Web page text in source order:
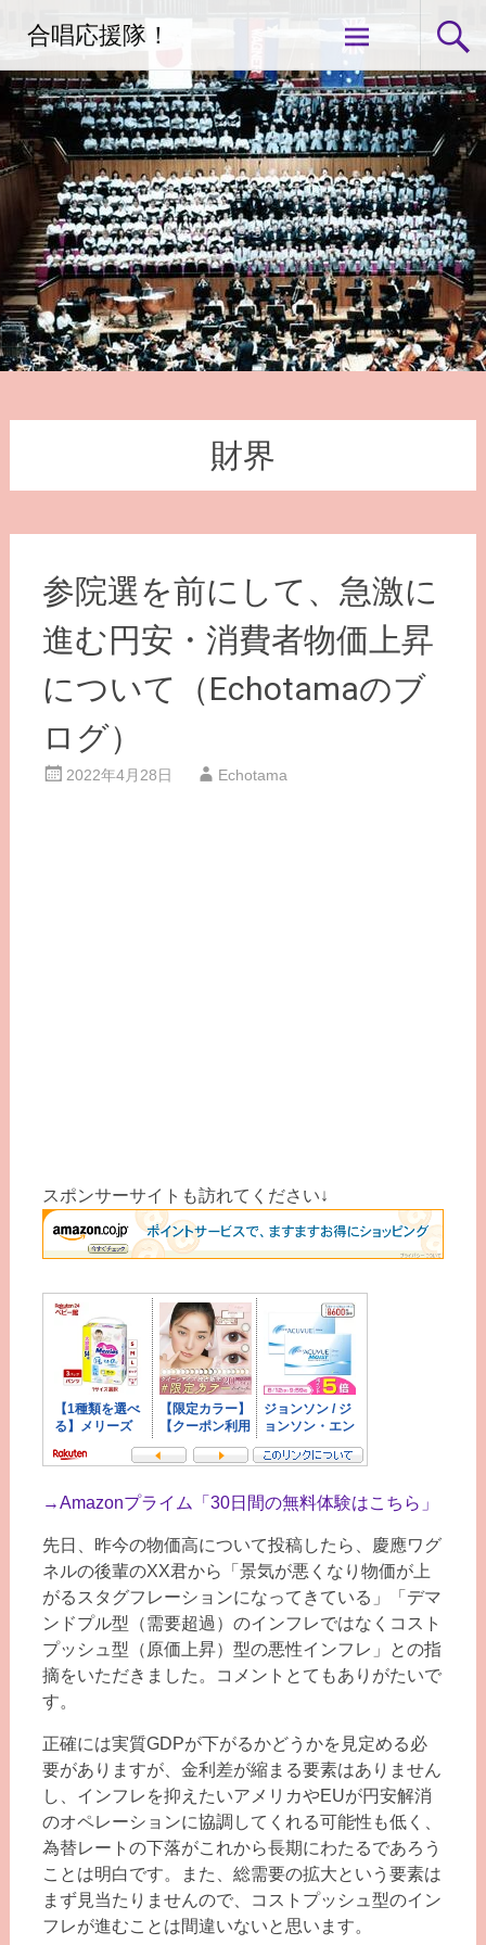
ン
ツ
へ
ス
合唱応援隊！
財界
参院選を前にして、急激に
進む円安・消費者物価上昇
について（Echotamaのブ
ログ）
2022年4月28日 Echotama
スポンサーサイトも訪れてください↓
→Amazonプライム「30日間の無料体験はこちら」
先日、昨今の物価高について投稿したら、慶應ワグ
ネルの後輩のXX君から「景気が悪くなり物価が上
がるスタグフレーションになってきている」「デマ
ンドプル型（需要超過）のインフレではなくコスト
プッシュ型（原価上昇）型の悪性インフレ」との指
摘をいただきました。コメントとてもありがたいで
す。
正確には実質GDPが下がるかどうかを見定める必
要がありますが、金利差が縮まる要素はありません
し、インフレを抑えたいアメリカやEUが円安解消
のオペレーションに協調してくれる可能性も低く、
為替レートの下落がこれから長期にわたるであろう
ことは明白です。また、総需要の拡大という要素は
まず見当たりませんので、コストプッシュ型のイン
フレが進むことは間違いないと思います。